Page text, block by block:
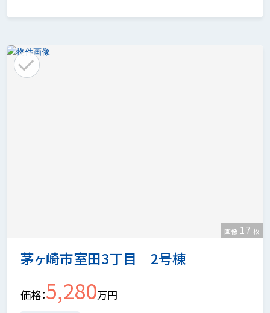
茅ヶ崎市室田3丁目 2号棟
画像 17 枚
価格 5,280万円